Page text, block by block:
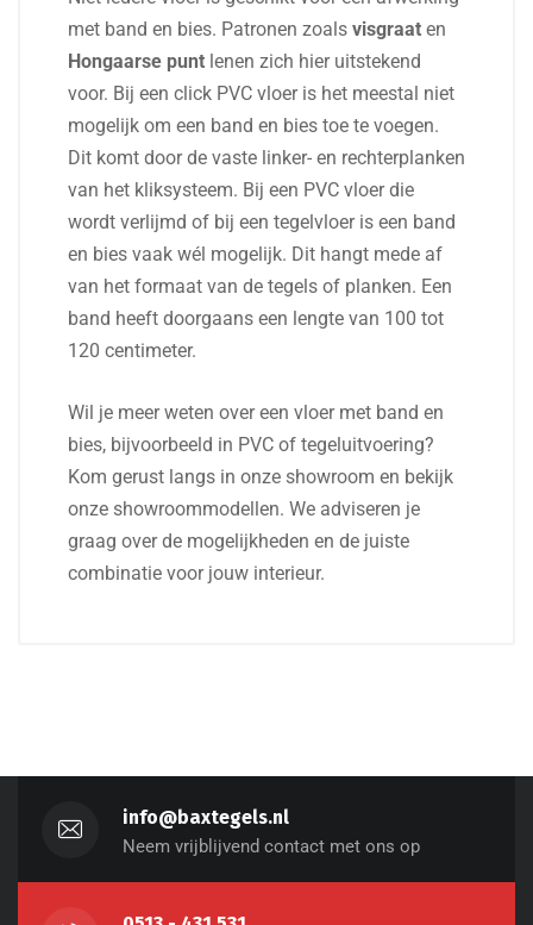
met band en bies. Patronen zoals visgraat en
Hongaarse punt lenen zich hier uitstekend
voor. Bij een click PVC vloer is het meestal niet
mogelijk om een band en bies toe te voegen.
Dit komt door de vaste linker- en rechterplanken
van het kliksysteem. Bij een PVC vloer die
wordt verlijmd of bij een tegelvloer is een band
en bies vaak wél mogelijk. Dit hangt mede af
van het formaat van de tegels of planken. Een
band heeft doorgaans een lengte van 100 tot
120 centimeter.
Wil je meer weten over een vloer met band en
bies, bijvoorbeeld in PVC of tegeluitvoering?
Kom gerust langs in onze showroom en bekijk
onze showroommodellen. We adviseren je
graag over de mogelijkheden en de juiste
combinatie voor jouw interieur.
info@baxtegels.nl
Neem vrijblijvend contact met ons op